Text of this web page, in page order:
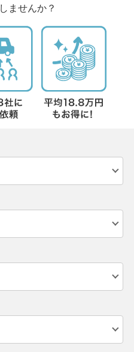
ませんか？